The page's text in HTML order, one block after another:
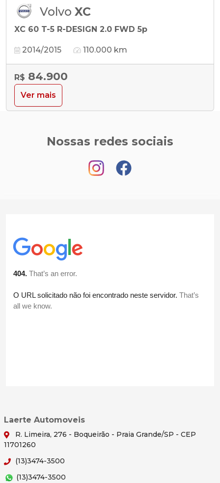
Volvo XC
XC 60 T-5 R-DESIGN 2.0 FWD 5p
2014/2015 110.000 km
R$ 84.900
Ver mais
Nossas redes sociais
Laerte Automoveis
R. Limeira, 276 - Boqueirão - Praia Grande/SP - CEP
11701260
(13)3474-3500
(13)3474-3500